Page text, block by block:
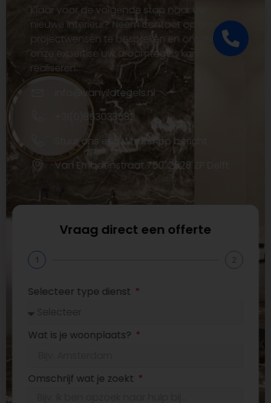
Klaar voor de volgende stap naar uw
nieuwe interieur? Neem contact op om uw
projectwensen te bespreken en ontdek hoe
onze expertise uw droomtegels kan
realiseren.
info@vanyildtegels.nl
+31(0)853033582
Stuur ons een WhatsApp bericht
Van Embdenstraat 750, 2628 ZP Delft
Vraag direct een offerte
1
Selecteer type dienst
Wat is je woonplaats?
Omschrijf wat je zoekt